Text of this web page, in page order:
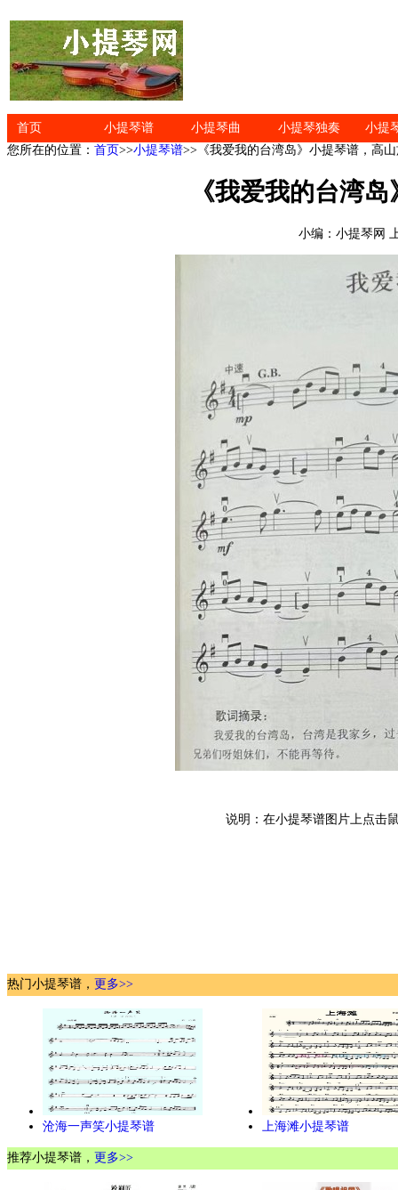
首页 小提琴谱 小提琴曲 小提琴独奏
小提
您所在的位置： 首页>>小提琴谱>>《我爱我的台湾岛》小提琴谱，高
《我爱我的台湾
小编：小提琴网
说明：在小提琴谱图片上点击
热门小提琴谱， 更多>>
沧海一声笑小提琴谱 上海滩小提琴谱
推荐小提琴谱， 更多>>